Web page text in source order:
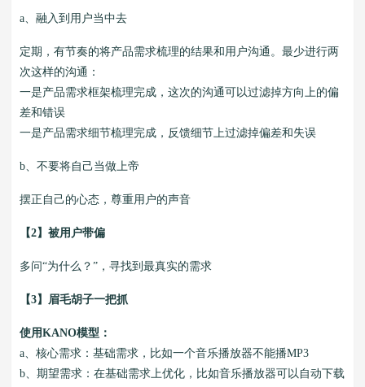
a、融入到用户当中去
定期，有节奏的将产品需求梳理的结果和用户沟通。最少进行两
次这样的沟通：
一是产品需求框架梳理完成，这次的沟通可以过滤掉方向上的偏
差和错误
一是产品需求细节梳理完成，反馈细节上过滤掉偏差和失误
b、不要将自己当做上帝
摆正自己的心态，尊重用户的声音
【2】被用户带偏
多问“为什么？”，寻找到最真实的需求
【3】眉毛胡子一把抓
使用KANO模型：
a、核心需求：基础需求，比如一个音乐播放器不能播MP3
b、期望需求：在基础需求上优化，比如音乐播放器可以自动下载